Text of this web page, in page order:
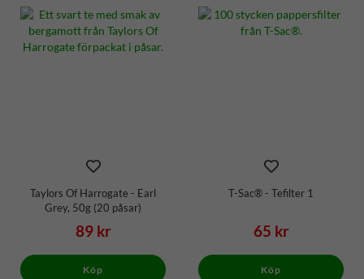
Taylors Of Harrogate - Earl
Grey, 50g (20 påsar)
89 kr
Köp
T-Sac® - Tefilter 1
65 kr
Köp